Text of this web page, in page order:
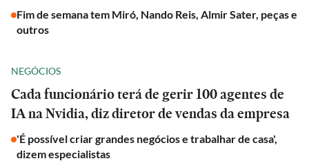
Fim de semana tem Miró, Nando Reis, Almir Sater, peças e
outros
NEGÓCIOS
Cada funcionário terá de gerir 100 agentes de
IA na Nvidia, diz diretor de vendas da empresa
'É possível criar grandes negócios e trabalhar de casa',
dizem especialistas